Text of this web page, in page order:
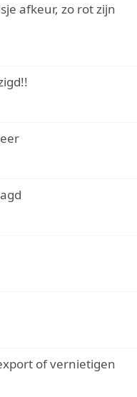
afkeur, zo rot zijn
of vernietigen